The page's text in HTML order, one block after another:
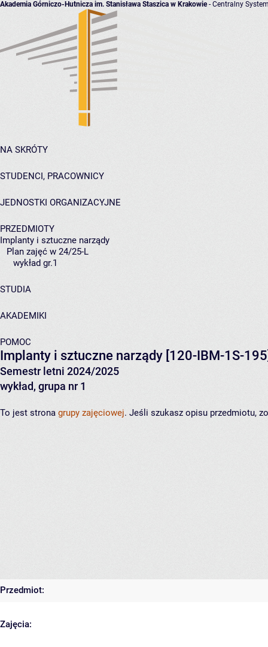
Akademia Górniczo-Hutnicza im. Stanisława Staszica w Krakowie- Centralny
NA SKRÓTY
STUDENCI, PRACOWNICY
JEDNOSTKI ORGANIZACYJNE
PRZEDMIOTY
Implanty i sztuczne narządy
Plan zajęć w 24/25-L
wykład gr.1
STUDIA
AKADEMIKI
POMOC
Implanty i sztuczne narządy [120-IBM-1S-
Semestr letni 2024/2025
wykład, grupa nr 1
To jest strona grupy zajęciowej. Jeśli szukasz opisu przedmiotu,
Przedmiot:
Zajęcia: